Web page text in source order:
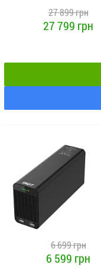
27 899 грн
27 799 грн
6 699 грн
6 599 грн